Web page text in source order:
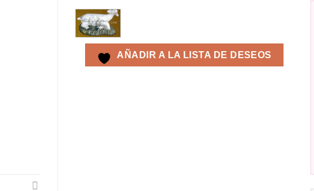
AÑADIR A LA LISTA DE DESEOS